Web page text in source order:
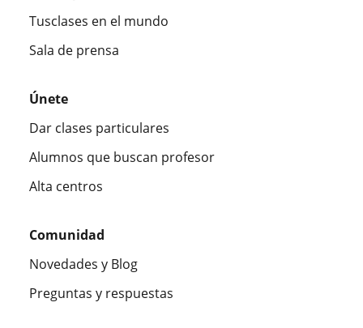
Tusclases en el mundo
Sala de prensa
Únete
Dar clases particulares
Alumnos que buscan profesor
Alta centros
Comunidad
Novedades y Blog
Preguntas y respuestas